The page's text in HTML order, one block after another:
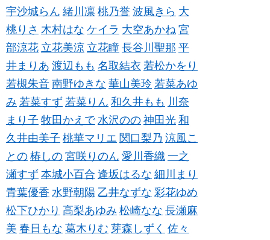
宇沙城らん 緒川凛 桃乃誉 波風きら 大
桃りさ 木村はな ケイラ 大空あかね 宮
部涼花 立花美涼 立花瞳 長谷川聖那 平
井まりあ 渡辺もも 名取結衣 若松かをり
若槻朱音 南野ゆきな 華山美玲 若菜あゆ
み 若菜すず 若菜りん 和久井もも 川奈
まり子 牧田かえで 水沢のの 神田光 和
久井由美子 桃華マリエ 関口梨乃 涼風こ
との 椿しの 宮咲りのん 愛川香織 一之
瀬すず 本城小百合 逢坂はるな 細川まり
青葉優香 水野朝陽 乙井なずな 彩花ゆめ
松下ひかり 高梨あゆみ 松崎なな 長瀬麻
美 春日もな 葛木りむ 芽森しずく 佐々